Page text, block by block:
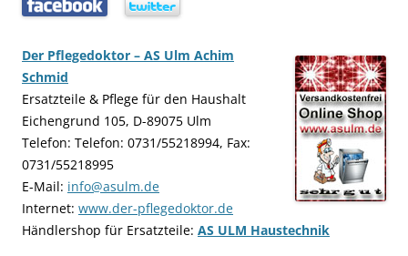
Der Pflegedoktor – AS Ulm Achim
Schmid
Ersatzteile & Pflege für den Haushalt
Eichengrund 105, D-89075 Ulm
Telefon: Telefon: 0731/55218994, Fax:
0731/55218995
E-Mail: info@asulm.de
Internet: www.der-pflegedoktor.de
Händlershop für Ersatzteile: AS ULM Haustechnik